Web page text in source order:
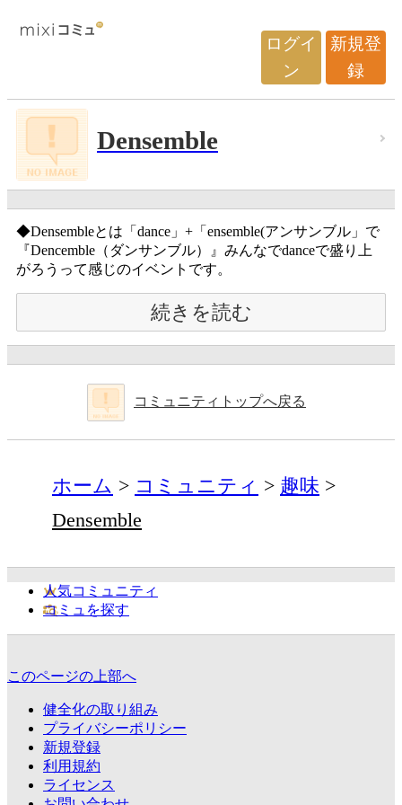
ログイ
ン
新規登
録
Densemble
◆Densembleとは「dance」+「ensemble(アンサンブル」で
『Dencemble（ダンサンブル）』みんなでdanceで盛り上
がろうって感じのイベントです。
続きを読む
コミュニティトップへ戻る
ホーム コミュニティ
趣味
Densemble
人気コミュニティ
コミュを探す
このページの上部へ
健全化の取り組み
プライバシーポリシー
新規登録
利用規約
ライセンス